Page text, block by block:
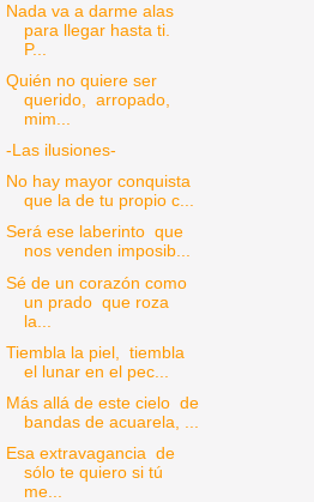
Nada va a darme alas
para llegar hasta ti.
P...
Quién no quiere ser
querido, arropado,
mim...
-Las ilusiones-
No hay mayor conquista
que la de tu propio c...
Será ese laberinto que
nos venden imposib...
Sé de un corazón como
un prado que roza
la...
Tiembla la piel, tiembla
el lunar en el pec...
Más allá de este cielo de
bandas de acuarela, ...
Esa extravagancia de
sólo te quiero si tú
me...